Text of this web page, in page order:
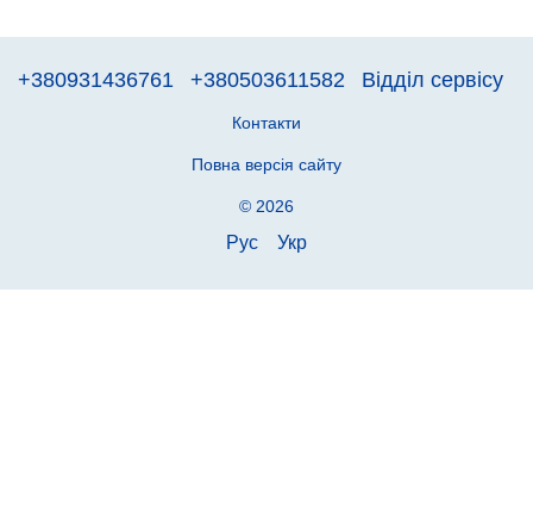
+380931436761 +380503611582 Відділ сервісу
Контакти
Повна версія сайту
© 2026
Рус Укр